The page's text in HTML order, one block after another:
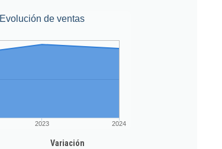
Evolución de ventas
2023 2024
Variación